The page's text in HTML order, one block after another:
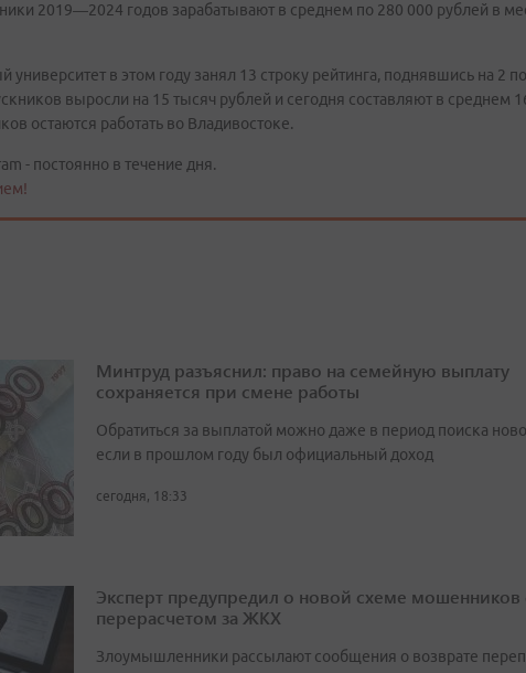
2019—2024 годов зарабатывают в среднем по 280 000 рублей в
в этом году занял 13 строку рейтинга, поднявшись на 2
выросли на 15 тысяч рублей и сегодня составляют в среднем
остаются работать во Владивостоке.
- постоянно в течение дня.
Минтруд разъяснил: право на семейную выплату
сохраняется при смене работы
Обратиться за выплатой можно даже в период поиска
если в прошлом году был официальный доход
сегодня, 18:33
Эксперт предупредил о новой схеме мошенников
перерасчетом за ЖКХ
Злоумышленники рассылают сообщения о возврате